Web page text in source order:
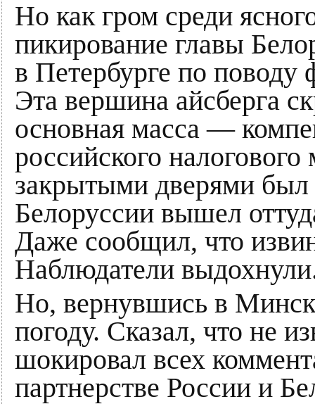
Но как гром среди
пикирование главы
в Петербурге по поводу
Эта вершина айсберга
основная масса —
российского
закрытыми дверями был
Белоруссии вышел
Даже сообщил, что
Наблюдатели
Но, вернувшись в
погоду. Сказал, что не
шокировал всех
партнерстве России и